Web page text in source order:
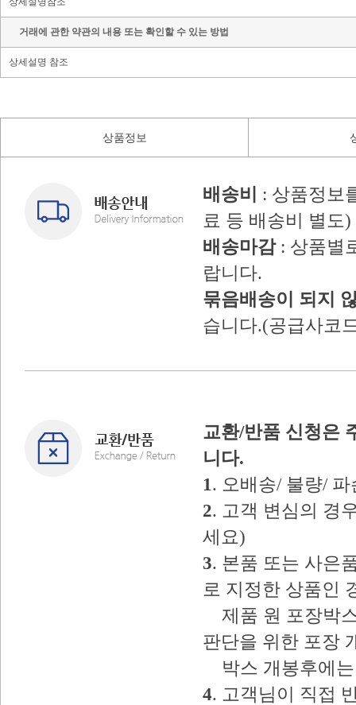
거래에 관한 약관의 내용 또는 확인할 수 있는 방법
상세설명 참조
상품정보
배송비
: 상품정보
료 등 배송비 별도)
배송마감: 상품별
랍니다.
묶음배송이 되지
습니다.(공급사코
교환/반품 신청은
니다.
1. 오배송/ 불량/
2. 고객 변심의 경
세요)
3. 본품 또는 사은
로 지정한 상품인
제품 원 포장박
판단을 위한 포장
박스 개봉후에는
4. 고객님이 직접